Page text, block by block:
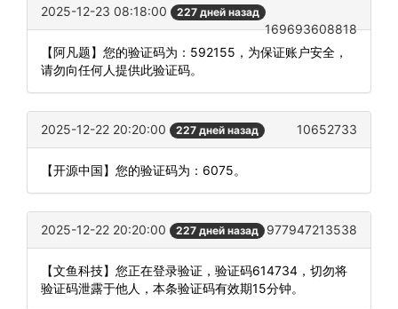
2025-12-23 08:18:00 227 дней назад
169693608818
【阿凡题】您的验证码为：592155，为保证账户安全，
请勿向任何人提供此验证码。
2025-12-22 20:20:00 227 дней назад 10652733
【开源中国】您的验证码为：6075。
2025-12-22 20:20:00 227 дней назад 977947213538
【文鱼科技】您正在登录验证，验证码614734，切勿将
验证码泄露于他人，本条验证码有效期15分钟。